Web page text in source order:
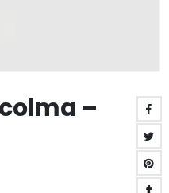
–